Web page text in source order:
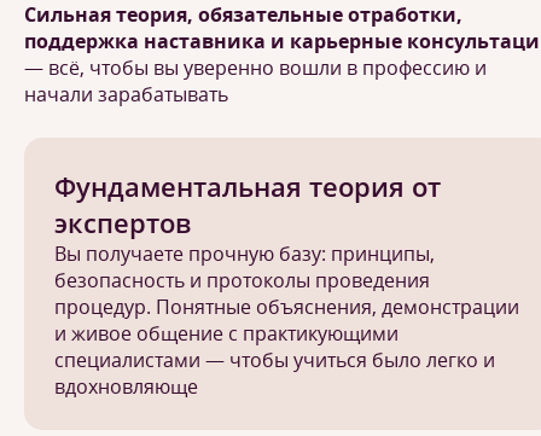
Сильная теория, обязательные отработки,
поддержка наставника и карьерные
— всё, чтобы вы уверенно вошли в профессию и
начали зарабатывать
Фундаментальная теория от
экспертов
Вы получаете прочную базу: принципы,
безопасность и протоколы проведения
процедур. Понятные объяснения, демонстрации
и живое общение с практикующими
специалистами — чтобы учиться было легко и
вдохновляюще